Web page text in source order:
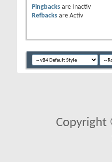
Pingbacks are
Inactiv
Refbacks are Activ
Copyright